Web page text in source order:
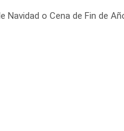
Navidad o Cena de Fin de